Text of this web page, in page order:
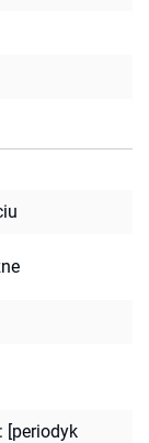
[periodyk